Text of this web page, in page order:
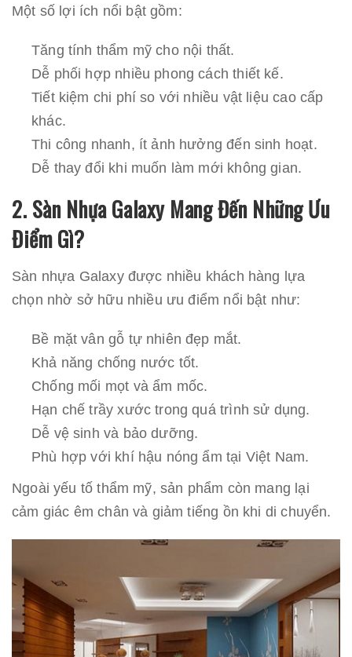
Một số lợi ích nổi bật gồm:
Tăng tính thẩm mỹ cho nội thất.
Dễ phối hợp nhiều phong cách thiết kế.
Tiết kiệm chi phí so với nhiều vật liệu cao cấp
khác.
Thi công nhanh, ít ảnh hưởng đến sinh hoạt.
Dễ thay đổi khi muốn làm mới không gian.
2. Sàn Nhựa Galaxy Mang Đến Những Ưu
Điểm Gì?
Sàn nhựa Galaxy được nhiều khách hàng lựa
chọn nhờ sở hữu nhiều ưu điểm nổi bật như:
Bề mặt vân gỗ tự nhiên đẹp mắt.
Khả năng chống nước tốt.
Chống mối mọt và ẩm mốc.
Hạn chế trầy xước trong quá trình sử dụng.
Dễ vệ sinh và bảo dưỡng.
Phù hợp với khí hậu nóng ẩm tại Việt Nam.
Ngoài yếu tố thẩm mỹ, sản phẩm còn mang lại
cảm giác êm chân và giảm tiếng ồn khi di chuyển.